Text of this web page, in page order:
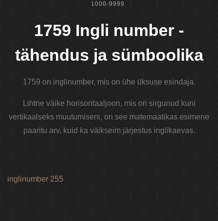
1000-9999
1759 Ingli number -
tähendus ja sümboolika
1759 on inglinumber, mis on ühe üksuse esindaja.
Lihtne väike horisontaaljoon, mis on sirgunud kuni
vertikaalseks muutumiseni, on see matemaatikas esimene
paaritu arv, kuid ka väikseim järjestus inglikaevas.
inglinumber 255